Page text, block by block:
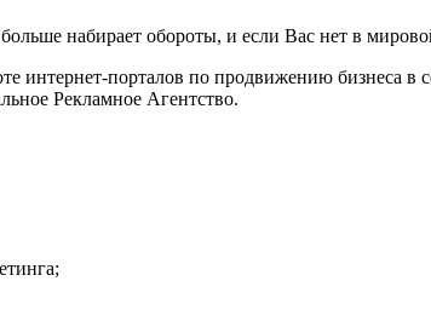
больше набирает обороты, и если Вас нет в
интернет-порталов по продвижению бизнеса
Рекламное Агентство.